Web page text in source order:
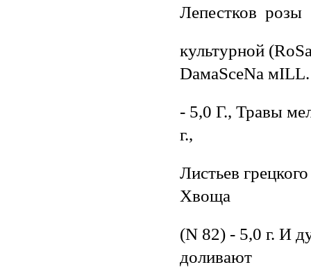
Лепестков розы
культурной
DамаSсеNа
- 5,0 Г., Травы
г.,
Листьев
Хвоща
(N 82) - 5,0 г. И
доливают